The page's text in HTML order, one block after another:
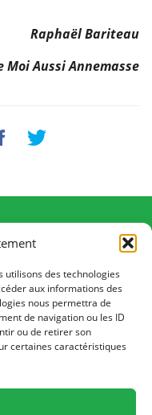
utilisons des technologies
aux informations des
nous permettra de
de navigation ou les ID
ou de retirer son
certaines caractéristiques
Raphaël Bariteau
Aussi Annemasse
Moi Aussi pour en
nos résultats.